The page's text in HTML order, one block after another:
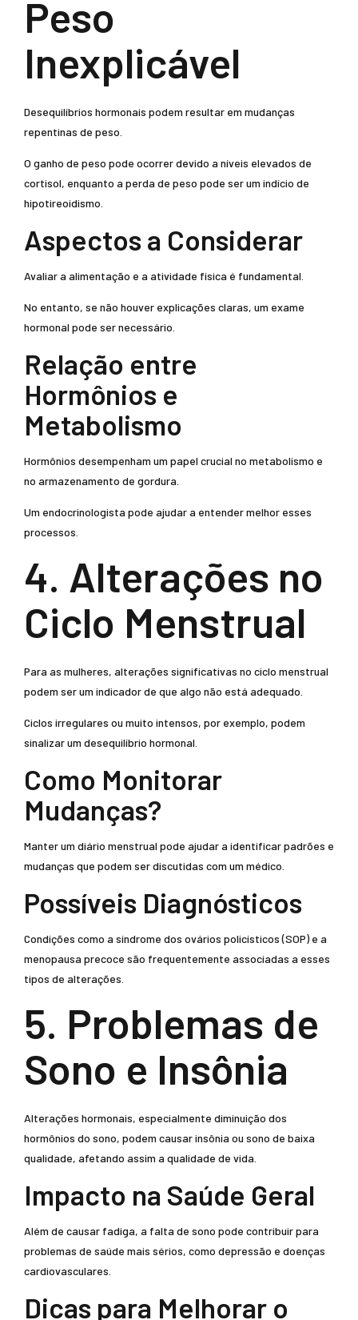
Peso
Inexplicável
Desequilíbrios hormonais podem resultar em mudanças
repentinas de peso.
O ganho de peso pode ocorrer devido a níveis elevados de
cortisol, enquanto a perda de peso pode ser um indício de
hipotireoidismo.
Aspectos a Considerar
Avaliar a alimentação e a atividade física é fundamental.
No entanto, se não houver explicações claras, um exame
hormonal pode ser necessário.
Relação entre
Hormônios e
Metabolismo
Hormônios desempenham um papel crucial no metabolismo e
no armazenamento de gordura.
Um endocrinologista pode ajudar a entender melhor esses
processos.
4. Alterações no
Ciclo Menstrual
Para as mulheres, alterações significativas no ciclo menstrual
podem ser um indicador de que algo não está adequado.
Ciclos irregulares ou muito intensos, por exemplo, podem
sinalizar um desequilíbrio hormonal.
Como Monitorar
Mudanças?
Manter um diário menstrual pode ajudar a identificar padrões e
mudanças que podem ser discutidas com um médico.
Possíveis Diagnósticos
Condições como a síndrome dos ovários policísticos (SOP) e a
menopausa precoce são frequentemente associadas a esses
tipos de alterações.
5. Problemas de
Sono e Insônia
Alterações hormonais, especialmente diminuição dos
hormônios do sono, podem causar insônia ou sono de baixa
qualidade, afetando assim a qualidade de vida.
Impacto na Saúde Geral
Além de causar fadiga, a falta de sono pode contribuir para
problemas de saúde mais sérios, como depressão e doenças
cardiovasculares.
Dicas para Melhorar o